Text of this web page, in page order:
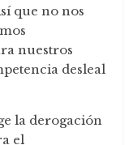
que no nos
nuestros
desleal
la derogación
el